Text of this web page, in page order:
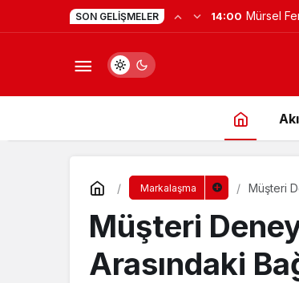
SON GELIŞMELER 0:23 Yapay
Markalaşma Müşteri
Müşteri
Arasındaki